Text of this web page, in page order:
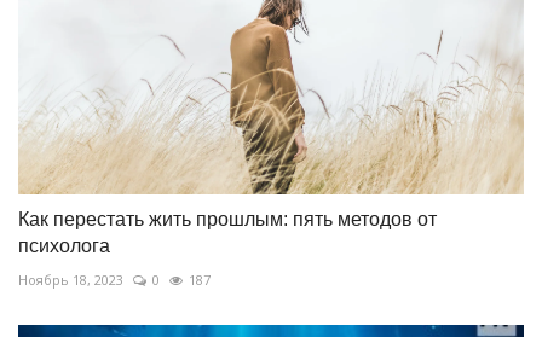
Как перестать жить прошлым: пять методов от
психолога
Ноябрь 18, 2023 0 187